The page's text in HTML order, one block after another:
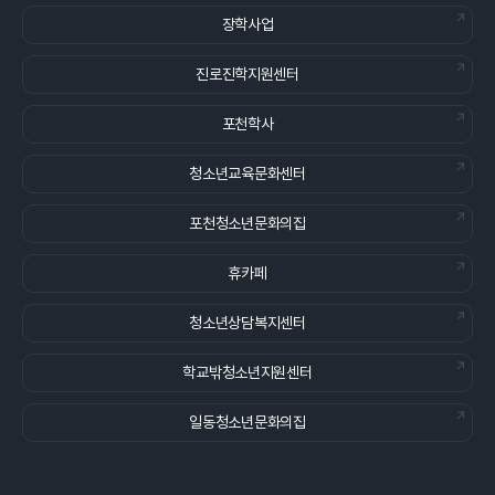
장학사업
진로진학지원센터
포천학사
청소년교육문화센터
포천청소년문화의집
휴카페
청소년상담복지센터
학교밖청소년지원센터
일동청소년문화의집